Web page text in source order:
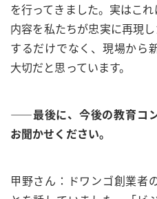
を行ってきました。実はこ
内容を私たちが忠実に再現
するだけでなく、現場から
大切だと思っています。
――最後に、今後の教育コ
お聞かせください。
甲野さん：ドワンゴ創業者